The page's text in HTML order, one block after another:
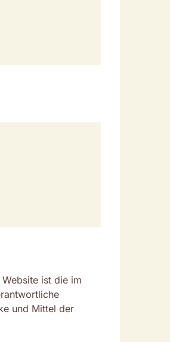
ist die im
und Mittel der